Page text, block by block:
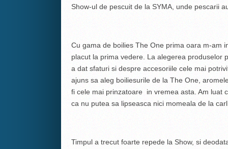
Show-ul de pescuit de la SYMA, unde pescarii
Cu gama de boilies The One prima oara m-am
placut la prima vedere. La alegerea produselor
a dat sfaturi si despre accesoriile cele mai
ajuns sa aleg boiliesurile de la The One,
fi cele mai prinzatoare in vremea asta. Am luat
ca nu putea sa lipseasca nici momeala de la
Timpul a trecut foarte repede la Show, si